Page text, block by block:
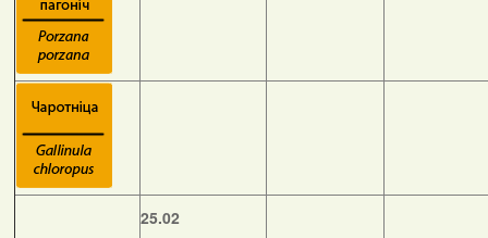
25.02